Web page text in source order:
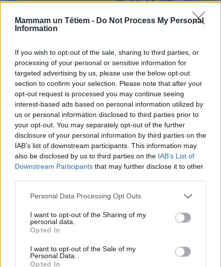
Mammam un Tētiem - Do Not Process My Personal
Information
If you wish to opt-out of the sale, sharing to third parties, or
processing of your personal or sensitive information for
targeted advertising by us, please use the below opt-out
section to confirm your selection. Please note that after your
opt-out request is processed you may continue seeing
interest-based ads based on personal information utilized by
us or personal information disclosed to third parties prior to
your opt-out. You may separately opt-out of the further
disclosure of your personal information by third parties on the
IAB’s list of downstream participants. This information may
also be disclosed by us to third parties on the IAB’s List of
Downstream Participants that may further disclose it to other
Personal Data Processing Opt Outs
I want to opt-out of the Sharing of my
personal data.
Opted In
I want to opt-out of the Sale of my
Personal Data.
Opted In